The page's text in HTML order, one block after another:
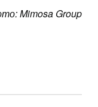
Mimosa Group